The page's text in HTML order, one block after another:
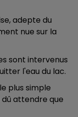
adepte du
nue sur la
sont intervenus
l'eau du lac.
plus simple
attendre que